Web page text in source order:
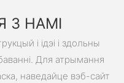
З НАМІ
і ідэі і здольны
Для атрымання
наведайце вэб-сайт